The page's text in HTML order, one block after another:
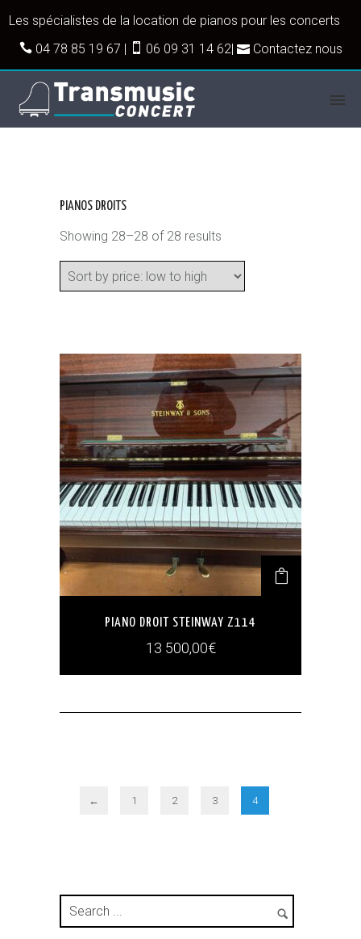
Les spécialistes de la location de pianos pour les concerts
04 78 85 19 67 | 06 09 31 14 62| Contactez nous
PIANOS DROITS
Showing 28–28 of 28 results
PIANO DROIT STEINWAY Z114
13 500,00€
← 1 2 3 4